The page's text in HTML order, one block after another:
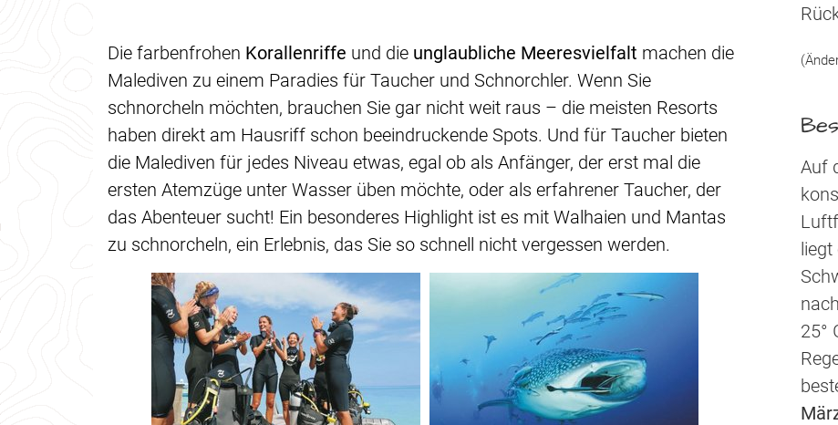
Die farbenfrohen Korallenriffe und die unglaubliche Meeresvielfalt machen die
Malediven zu einem Paradies für Taucher und Schnorchler. Wenn Sie
schnorcheln möchten, brauchen Sie gar nicht weit raus – die meisten Resorts
haben direkt am Hausriff schon beeindruckende Spots. Und für Taucher bieten
die Malediven für jedes Niveau etwas, egal ob als Anfänger, der erst mal die
ersten Atemzüge unter Wasser üben möchte, oder als erfahrener Taucher, der
das Abenteuer sucht! Ein besonderes Highlight ist es mit Walhaien und Mantas
zu schnorcheln, ein Erlebnis, das Sie so schnell nicht vergessen werden.
Auf
liegt
25°